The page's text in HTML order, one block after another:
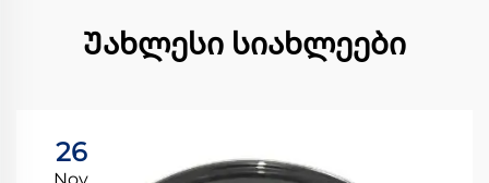
Უახლესი სიახლეები
26